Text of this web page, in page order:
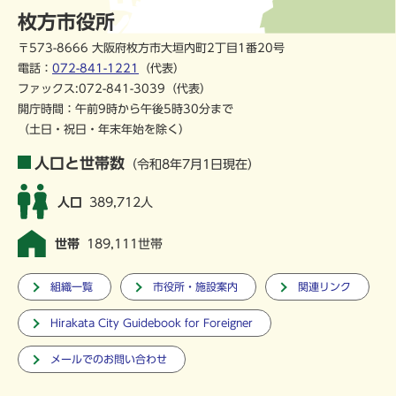
枚方市役所
〒573-8666 大阪府枚方市大垣内町2丁目1番20号
電話： 072-841-1221
（代表）
ファックス:072-841-3039（代表）
開庁時間：午前9時から午後5時30分まで
（土日・祝日・年末年始を除く）
人口と世帯数 （令和8年7月1日現在）
人口 389,712人
世帯 189,111世帯
組織一覧 市役所・施設案内 関連リンク
Hirakata City Guidebook for Foreigner
メールでのお問い合わせ